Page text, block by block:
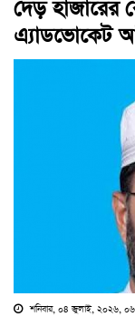
দেড় হাজারের
এ্যাডভোকেট
শনিবার, ০৪ জুলাই, ২০২৬,